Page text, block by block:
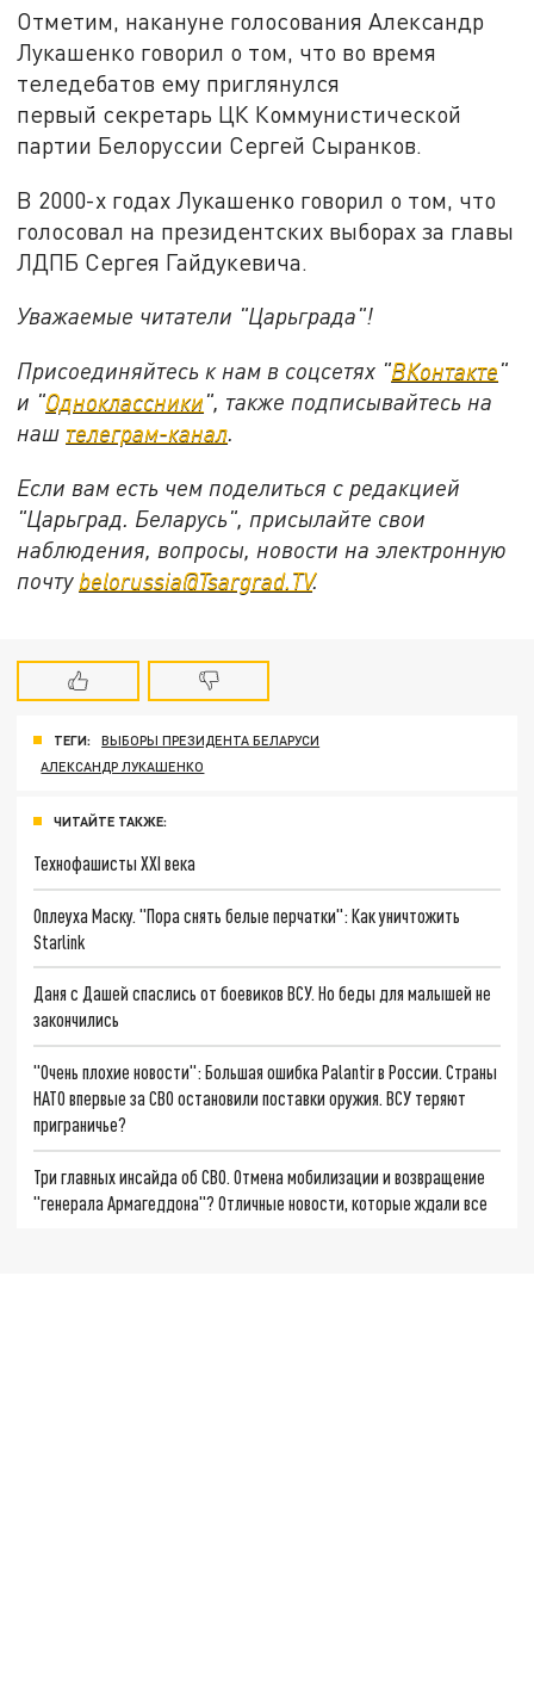
Отметим, накануне голосования Александр
Лукашенко говорил о том, что во время
теледебатов ему приглянулся
первый секретарь ЦК Коммунистической
партии Белоруссии Сергей Сыранков.
В 2000-х годах Лукашенко говорил о том, что
голосовал на президентских выборах за главы
ЛДПБ Сергея Гайдукевича.
Уважаемые читатели "Царьграда"!
Присоединяйтесь к нам в соцсетях "ВКонтакте"
и "Одноклассники", также подписывайтесь на
наш телеграм-канал.
Если вам есть чем поделиться с редакцией
"Царьград. Беларусь", присылайте свои
наблюдения, вопросы, новости на электронную
почту belorussia@Tsargrad.TV.
ТЕГИ:
ВЫБОРЫ ПРЕЗИДЕНТА БЕЛАРУСИ
АЛЕКСАНДР ЛУКАШЕНКО
ЧИТАЙТЕ ТАКЖЕ:
Технофашисты XXI века
Оплеуха Маску. "Пора снять белые перчатки": Как уничтожить
Starlink
Даня с Дашей спаслись от боевиков ВСУ. Но беды для малышей не
закончились
"Очень плохие новости": Большая ошибка Palantir в России. Страны
НАТО впервые за СВО остановили поставки оружия. ВСУ теряют
приграничье?
Три главных инсайда об СВО. Отмена мобилизации и возвращение
"генерала Армагеддона"? Отличные новости, которые ждали все